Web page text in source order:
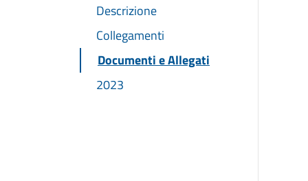
Descrizione
Collegamenti
Documenti e Allegati
2023